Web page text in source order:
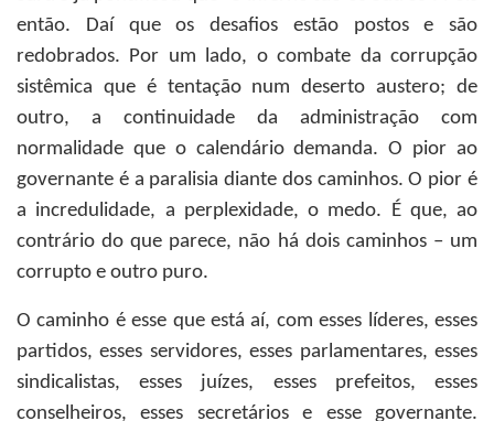
então. Daí que os desafios estão postos e são
redobrados. Por um lado, o combate da corrupção
sistêmica que é tentação num deserto austero; de
outro, a continuidade da administração com
normalidade que o calendário demanda. O pior ao
governante é a paralisia diante dos caminhos. O pior é
a incredulidade, a perplexidade, o medo. É que, ao
contrário do que parece, não há dois caminhos – um
corrupto e outro puro.
O caminho é esse que está aí, com esses líderes, esses
partidos, esses servidores, esses parlamentares, esses
sindicalistas, esses juízes, esses prefeitos, esses
conselheiros, esses secretários e esse governante.